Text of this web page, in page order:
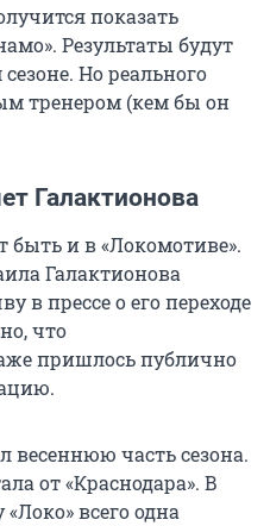
показать
Результаты будут
Но реального
тренером (кем бы он
Галактионова
и в «Локомотиве».
Галактионова
в прессе о его переходе
что
пришлось публично
весеннюю часть сезона.
от «Краснодара». В
всего одна